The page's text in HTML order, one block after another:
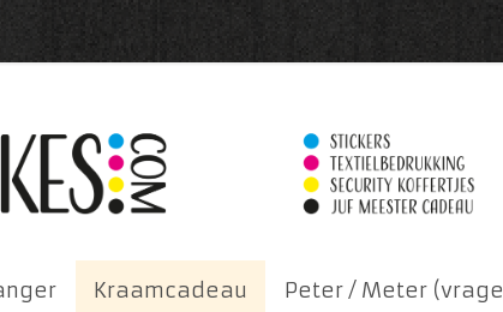
Kraamcadeau Peter / Meter